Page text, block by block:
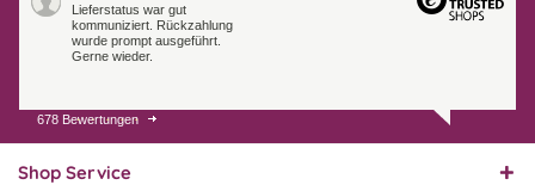
Lieferstatus war gut
kommuniziert. Rückzahlung
wurde prompt ausgeführt.
Gerne wieder.
07.08.26
Endlich das richtige
678 Bewertungen
Shop Service